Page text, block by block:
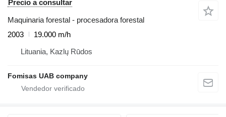
Precio a consultar
Maquinaria forestal - procesadora forestal
2003
19.000 m/h
Lituania, Kazlų Rūdos
Fomisas UAB company